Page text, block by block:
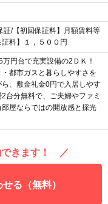
証/【初回保証料】月額賃料等
料】１，５００円
円台で充実設備の2ＤＫ！
都市ガスと暮らしやすさを
、敷金礼金0円で入居しやす
台分無料で、ご夫婦やファミ
屋ならではの開放感と採光
できます！ ／
る（無料）